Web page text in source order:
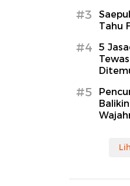
#3
Tahu
#4
5
#5